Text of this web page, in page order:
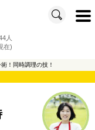
t
o
i
a
o
n
人
在)
！同時調理の技！